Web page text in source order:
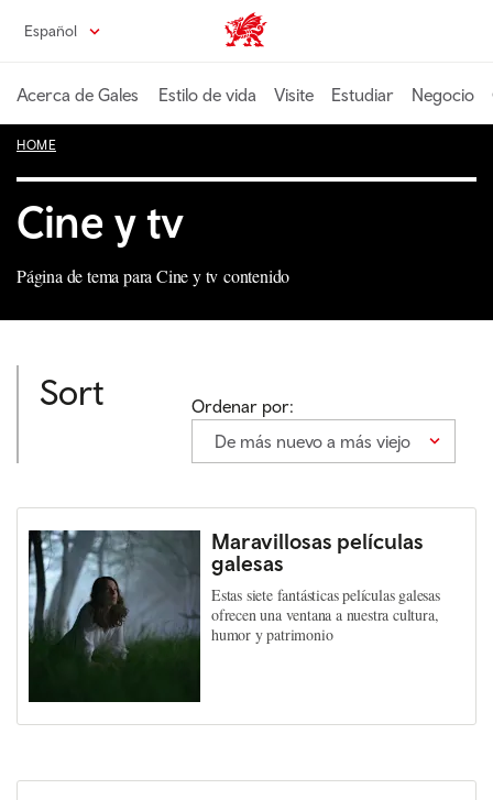
principal
Español Wales home
Acerca de Gales Estilo de vida Visite Estudiar Negocio
HOME
Cine y tv
Página de tema para Cine y tv contenido
Sort
Ordenar por:
De más nuevo a más viejo
Maravillosas películas
galesas
Estas siete fantásticas películas galesas
ofrecen una ventana a nuestra cultura,
humor y patrimonio